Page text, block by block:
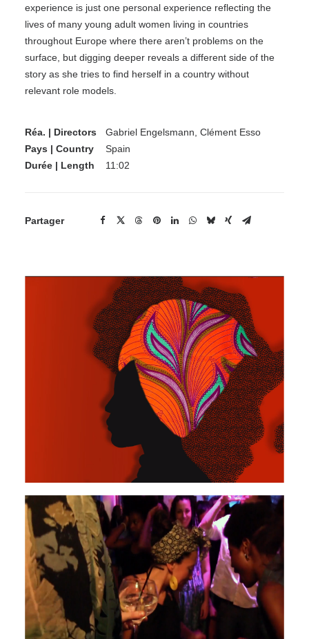
experience is just one personal experience reflecting the
lives of many young adult women living in countries
throughout Europe where there aren’t problems on the
surface, but digging deeper reveals a different side of the
story as she tries to find herself in a country without
relevant role models.
Réa. | Directors
Gabriel Engelsmann, Clément Esso
Pays | Country
Spain
Durée | Length
11:02
Partager